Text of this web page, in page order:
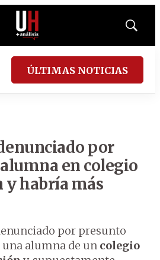
Mostrar
ÚLTIMAS NOTICIAS
por
en colegio
y habría más
por presunto
alumna de un colegio